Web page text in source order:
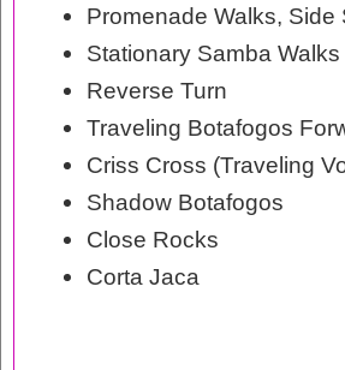
Promenade Walks, Side
Stationary Samba Walks
Reverse Turn
Traveling Botafogos
Criss Cross (Traveling
Shadow Botafogos
Close Rocks
Corta Jaca